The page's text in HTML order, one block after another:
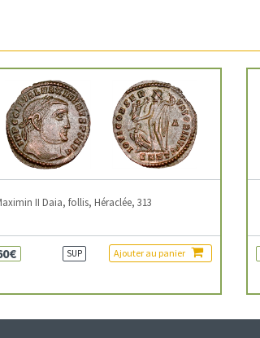
II Daia, follis, Héraclée, 313
SUP Ajouter au panier